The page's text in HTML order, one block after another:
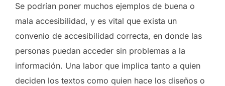
Se podrían poner muchos ejemplos de buena o
mala accesibilidad, y es vital que exista un
convenio de accesibilidad correcta, en donde las
personas puedan acceder sin problemas a la
información. Una labor que implica tanto a quien
deciden los textos como quien hace los diseños o